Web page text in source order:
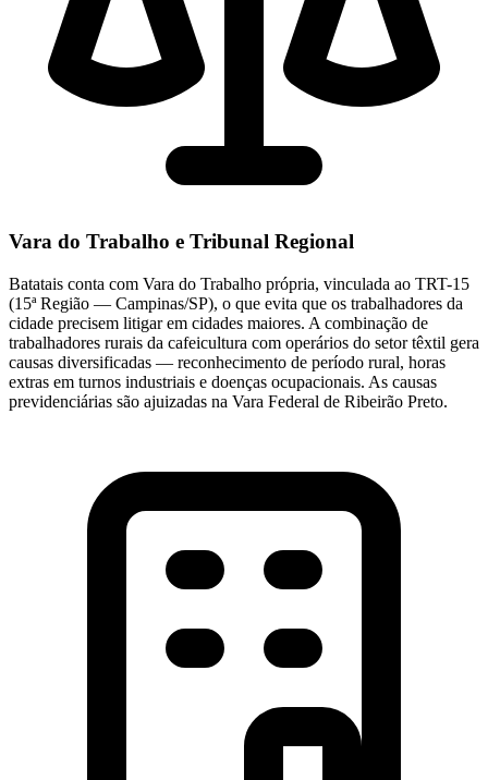
Vara do Trabalho e Tribunal Regional
Batatais conta com Vara do Trabalho própria, vinculada ao TRT-15
(15ª Região — Campinas/SP), o que evita que os trabalhadores da
cidade precisem litigar em cidades maiores. A combinação de
trabalhadores rurais da cafeicultura com operários do setor têxtil gera
causas diversificadas — reconhecimento de período rural, horas
extras em turnos industriais e doenças ocupacionais. As causas
previdenciárias são ajuizadas na Vara Federal de Ribeirão Preto.